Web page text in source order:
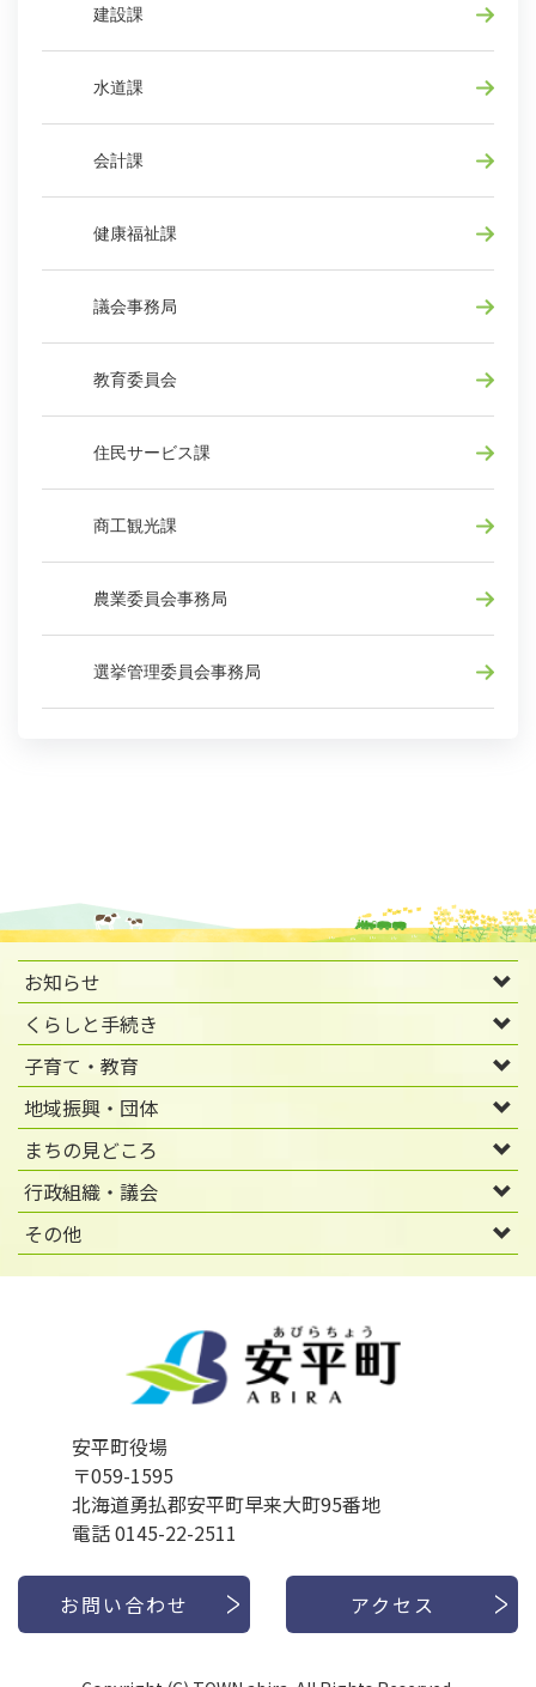
建設課
水道課
会計課
健康福祉課
議会事務局
教育委員会
住民サービス課
商工観光課
農業委員会事務局
選挙管理委員会事務局
お知らせ
くらしと手続き
子育て・教育
地域振興・団体
まちの見どころ
行政組織・議会
その他
安平町役場
〒059-1595
北海道勇払郡安平町早来大町95番地
電話 0145-22-2511
お問い合わせ アクセス